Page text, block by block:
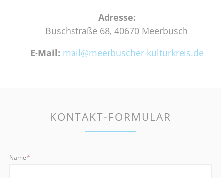
Adresse:
Buschstraße 68, 40670 Meerbusch
E-Mail: mail@meerbuscher-kulturkreis.de
KONTAKT-FORMULAR
Pflichtfeld
Name*